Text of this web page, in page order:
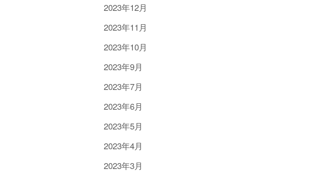
2023年12月
2023年11月
2023年10月
2023年9月
2023年7月
2023年6月
2023年5月
2023年4月
2023年3月